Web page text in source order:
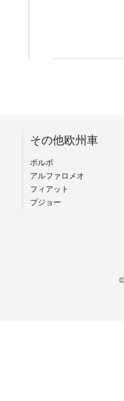
その他欧州車
ボルボ
アルファロメオ
フィアット
プジョー